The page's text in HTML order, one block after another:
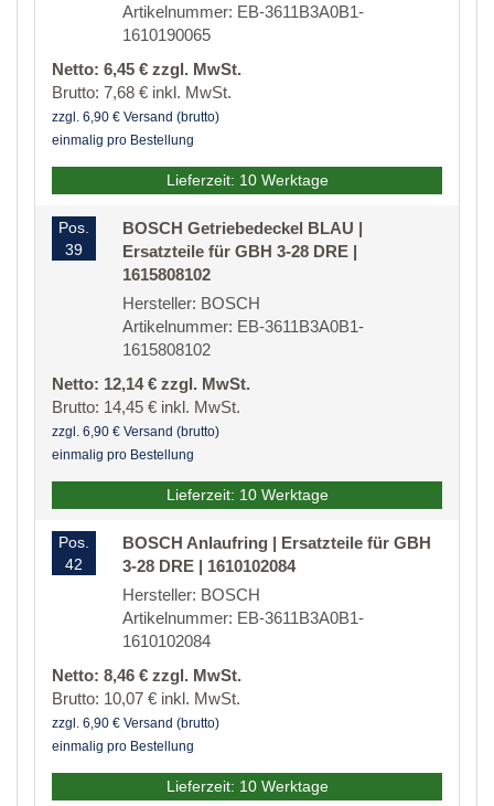
Artikelnummer: EB-3611B3A0B1-
1610190065
Netto: 6,45 € zzgl. MwSt.
Brutto: 7,68 € inkl. MwSt.
zzgl. 6,90 € Versand (brutto)
einmalig pro Bestellung
Lieferzeit: 10 Werktage
Pos.
39
BOSCH Getriebedeckel BLAU |
Ersatzteile für GBH 3-28 DRE |
1615808102
Hersteller: BOSCH
Artikelnummer: EB-3611B3A0B1-
1615808102
Netto: 12,14 € zzgl. MwSt.
Brutto: 14,45 € inkl. MwSt.
zzgl. 6,90 € Versand (brutto)
einmalig pro Bestellung
Lieferzeit: 10 Werktage
Pos.
42
BOSCH Anlaufring | Ersatzteile für GBH
3-28 DRE | 1610102084
Hersteller: BOSCH
Artikelnummer: EB-3611B3A0B1-
1610102084
Netto: 8,46 € zzgl. MwSt.
Brutto: 10,07 € inkl. MwSt.
zzgl. 6,90 € Versand (brutto)
einmalig pro Bestellung
Lieferzeit: 10 Werktage